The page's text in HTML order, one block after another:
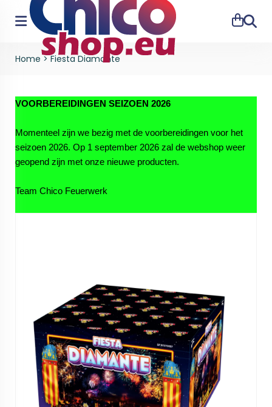
Home >Fiesta Diamante
VOORBEREIDINGEN SEIZOEN 2026
Momenteel zijn we bezig met de voorbereidingen voor het
seizoen 2026. Op 1 september 2026 zal de webshop weer
geopend zijn met onze nieuwe producten.
Team Chico Feuerwerk